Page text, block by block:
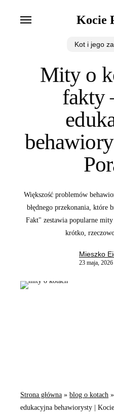
Kocie
Menu
Kot i jego
Mity o
fakty
Większość problemów
błędnego przekonania, które
Fakt" zestawia popularne
krótko,
Mieszko
23 maja, 2026
Strona główna »blog o kotach
edukacyjna behawiorysty |